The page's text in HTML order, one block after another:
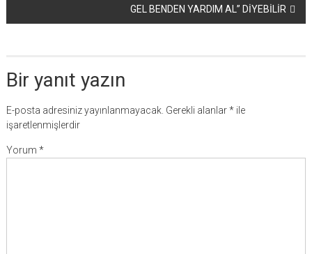
GEL BENDEN YARDIM AL” DİYEBİLİR
Bir yanıt yazın
E-posta adresiniz yayınlanmayacak. Gerekli alanlar*ile
işaretlenmişlerdir
Yorum *